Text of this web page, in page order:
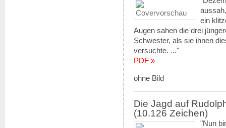
ein
Augen sahen die drei
Schwester, als sie ihnen
versuchte. ..."
PDF »
ohne Bild
Die Jagd auf
(10.126 Zeichen)
"Nun